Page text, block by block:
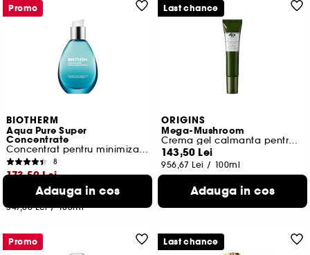
BIOTHERM
Aqua Pure Super
Concentrate
Concentrat pentru minimizarea porilor
8
173,50 Lei
Cel mai mic pret:286,00 Lei -39.3%
347,00 Lei /100ml
Adauga in cos
Promo
ORIGINS
Mega-Mushroom
Crema gel calmanta pentru ochi
143,50 Lei
956,67 Lei / 100ml
Adauga in cos
Last chance
Promo Last chance